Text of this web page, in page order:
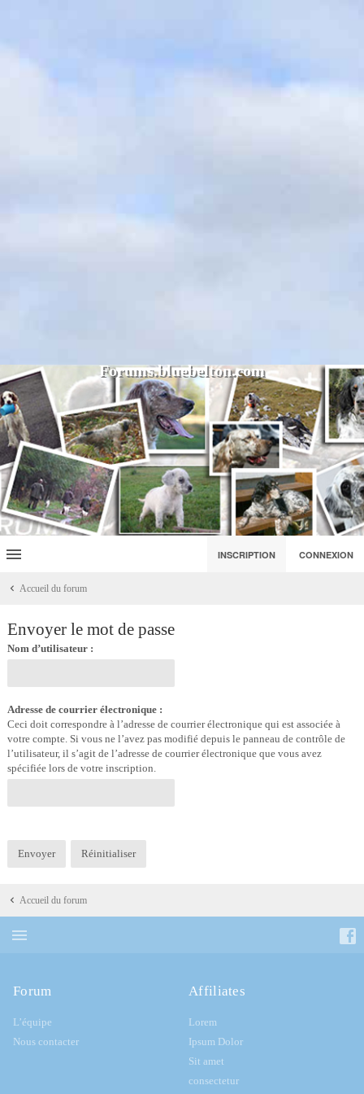
Forums.bluebelton.com
INSCRIPTION CONNEXION
Accueil du forum
Envoyer le mot de passe
Nom d’utilisateur :
Adresse de courrier électronique :
Ceci doit correspondre à l’adresse de courrier électronique qui est associée à
votre compte. Si vous ne l’avez pas modifié depuis le panneau de contrôle de
l’utilisateur, il s’agit de l’adresse de courrier électronique que vous avez
spécifiée lors de votre inscription.
Accueil du forum
Forum
L’équipe
Nous contacter
Affiliates
Lorem
Ipsum Dolor
Sit amet
consectetur